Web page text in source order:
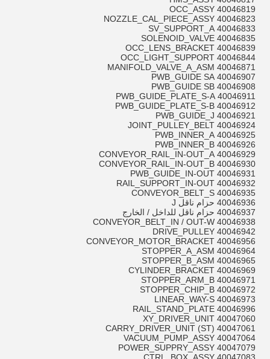
40046819 OCC_ASSY
40046823 NOZZLE_CAL_PIECE_ASSY
40046833 SV_SUPPORT_A
40046835 SOLENOID_VALVE
40046839 OCC_LENS_BRACKET
40046844 OCC_LIGHT_SUPPORT
40046871 MANIFOLD_VALVE_A_ASM
40046907 PWB_GUIDE SA
40046908 PWB_GUIDE SB
40046911 PWB_GUIDE_PLATE_S-A
40046912 PWB_GUIDE_PLATE_S-B
40046921 PWB_GUIDE_J
40046924 JOINT_PULLEY_BELT
40046925 PWB_INNER_A
40046926 PWB_INNER_B
40046929 CONVEYOR_RAIL_IN-OUT_A
40046930 CONVEYOR_RAIL_IN-OUT_B
40046931 PWB_GUIDE_IN-OUT
40046932 RAIL_SUPPORT_IN-OUT
40046935 CONVEYOR_BELT_S
40046936 حزام ناقل J
40046937 حزام ناقل للداخل / الخارج
40046938 CONVEYOR_BELT_IN / OUT-W
40046942 DRIVE_PULLEY
40046956 CONVEYOR_MOTOR_BRACKET
40046964 STOPPER_A_ASM
40046965 STOPPER_B_ASM
40046969 CYLINDER_BRACKET
40046971 STOPPER_ARM_B
40046972 STOPPER_CHIP_B
40046973 LINEAR_WAY-S
40046996 RAIL_STAND_PLATE
40047060 XY_DRIVER_UNIT
40047061 CARRY_DRIVER_UNIT (ST)
40047064 VACUUM_PUMP_ASSY
40047079 POWER_SUPPRY_ASSY